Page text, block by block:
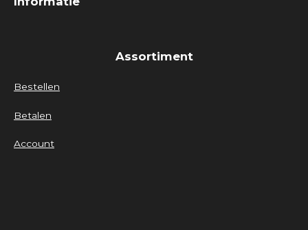
Assortiment
Bestellen
Betalen
Account